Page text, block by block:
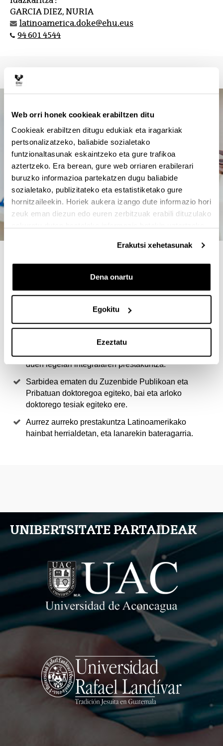
Web orri honek cookieak erabiltzen ditu
Cookieak erabiltzen ditugu edukiak eta iragarkiak
pertsonalizatzeko, baliabide sozialetako
funtzionaltasunak eskaintzeko eta gure trafikoa
aztertzeko. Era berean, gure web orriaren erabilerari
buruzko informazioa partekatzen dugu baliabide
sozialetako, publizitateko eta estatistiketako gure
hornitzaileekin. Horiek aukera izango dute informazio hori
zeuk eman diezun edo euren zerbitzuak erabili dituzulako
Erakutsi xehetasunak
Dena onartu
Egokitu
Ezeztatu
GARCIA DIEZ, NURIA
latinoamerica.doke@ehu.eus
94 601 4544
AUKERATZEKO
erantzuten die, zehazki, Latinoamerikan abiatu diren
erreforma instituzional eta sozialetan lagundu ahal
duen legelari integralaren prestakuntza.
Sarbidea ematen du Zuzenbide Publikoan eta
Pribatuan doktoregoa egiteko, bai eta arloko
doktorego tesiak egiteko ere.
Aurrez aurreko prestakuntza Latinoamerikako
hainbat herrialdetan, eta lanarekin bateragarria.
UNIBERTSITATE PARTAIDEAK